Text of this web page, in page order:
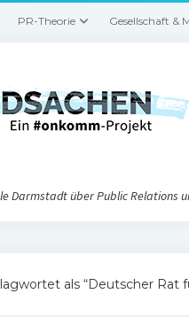
PR-Theorie Gesellschaft &
Darmstadt über Public Relations
als “Deutscher Rat